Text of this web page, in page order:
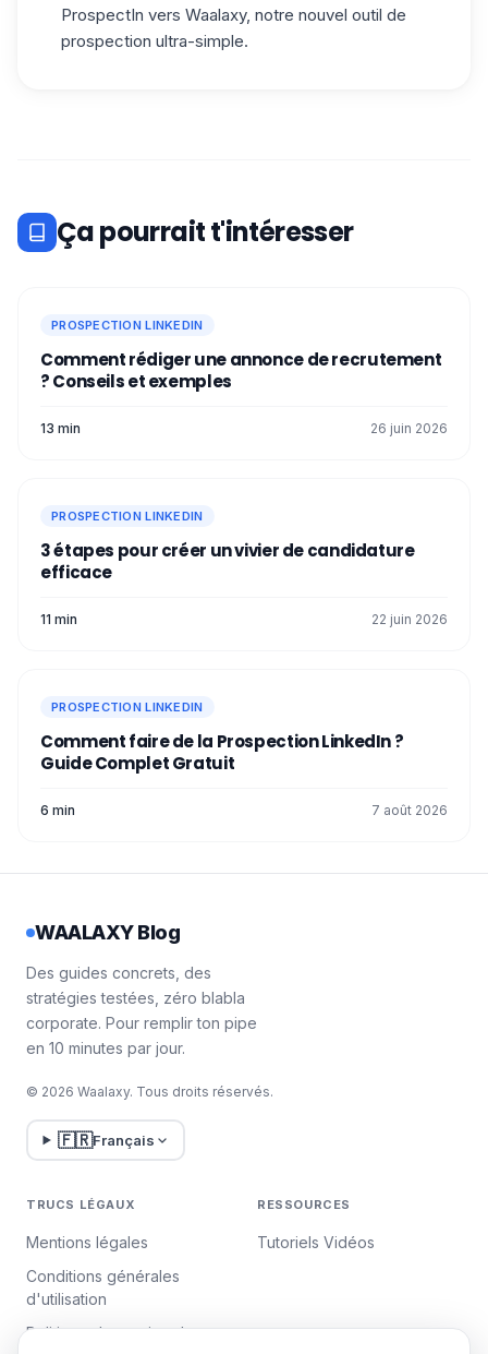
ProspectIn vers Waalaxy, notre nouvel outil de
prospection ultra-simple.
Ça pourrait t'intéresser
PROSPECTION LINKEDIN
Comment rédiger une annonce de recrutement
? Conseils et exemples
13 min 26 juin 2026
PROSPECTION LINKEDIN
3 étapes pour créer un vivier de candidature
efficace
11 min 22 juin 2026
PROSPECTION LINKEDIN
Comment faire de la Prospection LinkedIn ?
Guide Complet Gratuit
6 min 7 août 2026
WAALAXY Blog
Des guides concrets, des
stratégies testées, zéro blabla
corporate. Pour remplir ton pipe
en 10 minutes par jour.
© 2026 Waalaxy. Tous droits réservés.
🇫🇷Français
TRUCS LÉGAUX
Mentions légales
Conditions générales
d'utilisation
Politique de gestion des
RESSOURCES
Tutoriels Vidéos